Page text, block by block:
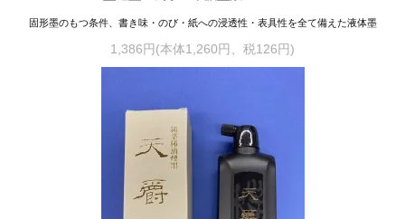
固形墨のもつ条件、書き味・のび・紙への浸透性・表具性を全て備えた液体墨
1,386円(本体1,260円、税126円)